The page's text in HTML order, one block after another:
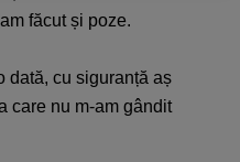
făcut și poze.
dată, cu siguranță aș
care nu m-am gândit